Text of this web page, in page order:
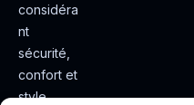
considéra
nt
sécurité,
confort et
style.